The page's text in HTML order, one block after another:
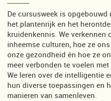
De cursusweek is
het plantenrijk en het
kruidenkennis. We verkennen
inheemse culturen, hoe ze
onze gezondheid én hoe ze
meer verbonden te voelen
We leren over de intelligentie
hun diverse toepassingen en
manieren van samenleven.